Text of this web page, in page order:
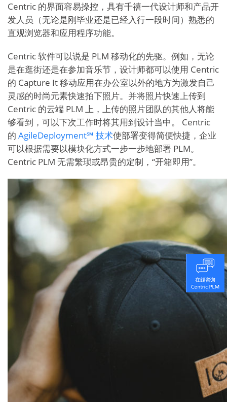
Centric 的界面容易操控，具有千禧一代设计师和产品开
发人员（无论是刚毕业还是已经入行一段时间）熟悉的
直观浏览器和应用程序功能。
Centric 软件可以说是 PLM 移动化的先驱。例如，无论
是在逛街还是在参加音乐节，设计师都可以使用 Centric
的 Capture It 移动应用在办公室以外的地方为激发自己
灵感的时尚元素快速拍下照片。并将照片快速上传到
Centric 的云端 PLM 上，上传的照片团队的其他人将能
够看到，可以下次工作时将其用到设计当中。 Centric
的 AgileDeployment℠ 技术使部署变得简便快捷，企业
可以根据需要以模块化方式一步一步地部署 PLM。
Centric PLM 无需繁琐或昂贵的定制，“开箱即用”。